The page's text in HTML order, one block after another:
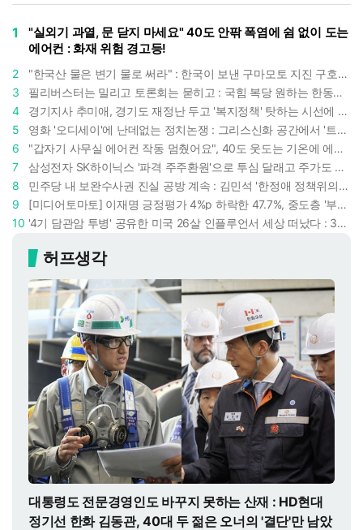
1
"실외기 과열, 문 닫지 마세요" 40도 안팎 폭염에 쉼 없이 도는
에어컨 : 화재 위험 경고등!
2
"한국산 물은 변기 물로 써라" : 한국이 보낸 구마모토 지진 구호품에 한 일본인의 '어처구니 없는' 반응
3
필리버스터는 밀리고 토론회는 묻히고 : 국힘 복당 원하는 한동훈, '검사 정치'의 한계만 드러내나
4
경기지사 추미애, 경기도 재정난 두고 '복지정책' 탓하는 시선에 정면 반박 : "고령자와 아이 인구 급증"
5
영화 '오디세이'에 난데없는 정치논쟁 : 그리스신화 공간에서 '트럼프 전쟁의 참혹함'이 보인다
6
"갑자기 사무실 에어컨 작동 멈췄어요", 40도 웃도는 기온에 에어컨도 숨이 찬다
7
삼성전자 SK하이닉스 '파격 주주환원'으로 투심 달래고 주가도 받칠까, 100조 넘는 추가 배당 재원에 쏠리는 눈
8
민주당 내 보완수사권 진실 공방 계속 : 김민석 '한정애 정책위의장' 발언 근거로 내세우자 사무총장 지낸 조승래 반박
9
[미디어토마토] 이재명 긍정평가 4%p 하락한 47.7%, 중도층 '부정 49.7% vs 긍정 42.9%'
10
'4기 담관암 투병' 공유한 미국 26살 인플루언서 세상 떠났다 : 3년간 보여준 희망과 용기
허프생각
대통령도 전문경영인도 바꾸지 못하는 산재 : HD현대
정기선 한화 김동관, 40대 두 젊은 오너의 '결단'만 남았